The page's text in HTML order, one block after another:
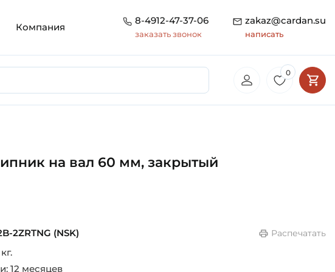
Компания
8-4912-47-37-06
заказать звонок
zakaz@cardan.su
написать
0
на вал 60 мм, закрытый
2ZRTNG (NSK)
Распечатать
12 месяцев